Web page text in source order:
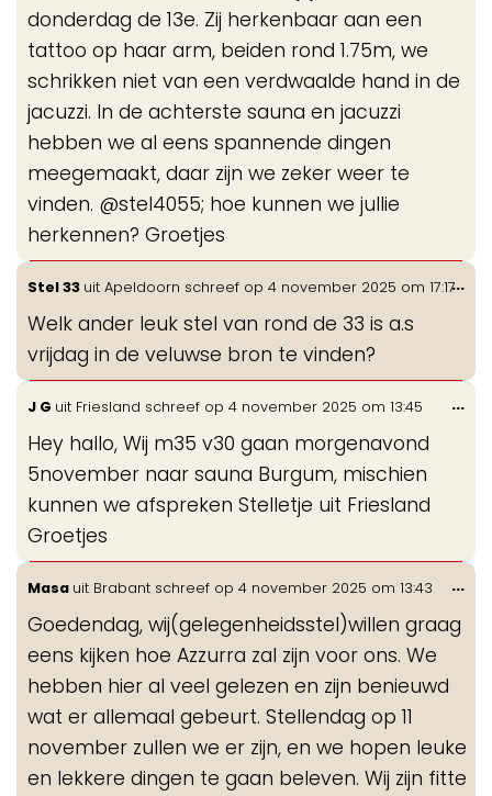
donderdag de 13e. Zij herkenbaar aan een
tattoo op haar arm, beiden rond 1.75m, we
schrikken niet van een verdwaalde hand in de
jacuzzi. In de achterste sauna en jacuzzi
hebben we al eens spannende dingen
meegemaakt, daar zijn we zeker weer te
vinden. @stel4055; hoe kunnen we jullie
herkennen? Groetjes
Stel 33 uit Apeldoorn schreef op 4 november 2025 om 17:17
Welk ander leuk stel van rond de 33 is a.s
vrijdag in de veluwse bron te vinden?
...
J G uit Friesland schreef op 4 november 2025 om 13:45
Hey hallo, Wij m35 v30 gaan morgenavond
5november naar sauna Burgum, mischien
kunnen we afspreken Stelletje uit Friesland
Groetjes
...
Masa uit Brabant schreef op 4 november 2025 om 13:43
Goedendag, wij(gelegenheidsstel)willen graag
eens kijken hoe Azzurra zal zijn voor ons. We
hebben hier al veel gelezen en zijn benieuwd
wat er allemaal gebeurt. Stellendag op 11
november zullen we er zijn, en we hopen leuke
en lekkere dingen te gaan beleven. Wij zijn fitte
...